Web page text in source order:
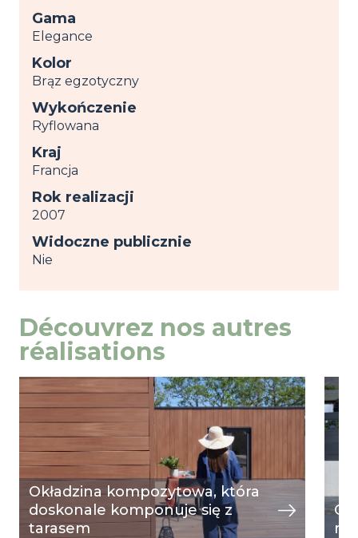
Gama
Elegance
Kolor
Brąz egzotyczny
Wykończenie
Ryflowana
Kraj
Francja
Rok realizacji
2007
Widoczne publicznie
Nie
Découvrez nos autres
réalisations
Okładzina kompozytowa, która
doskonale komponuje się z
tarasem
Image
przeglądaj